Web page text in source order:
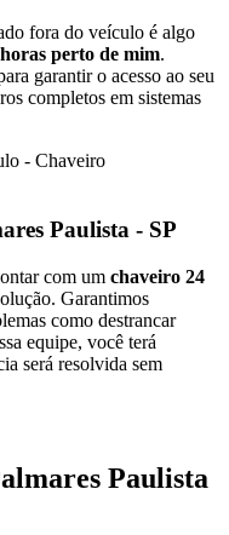
fora do veículo é algo
perto de mim.
garantir o acesso ao seu
completos em sistemas
Paulista - SP
com um chaveiro 24
Garantimos
como destrancar
equipe, você terá
será resolvida sem
Paulista